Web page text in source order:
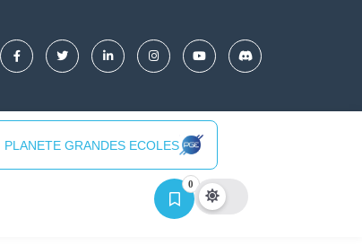
PLANETE GRANDES ECOLES
0